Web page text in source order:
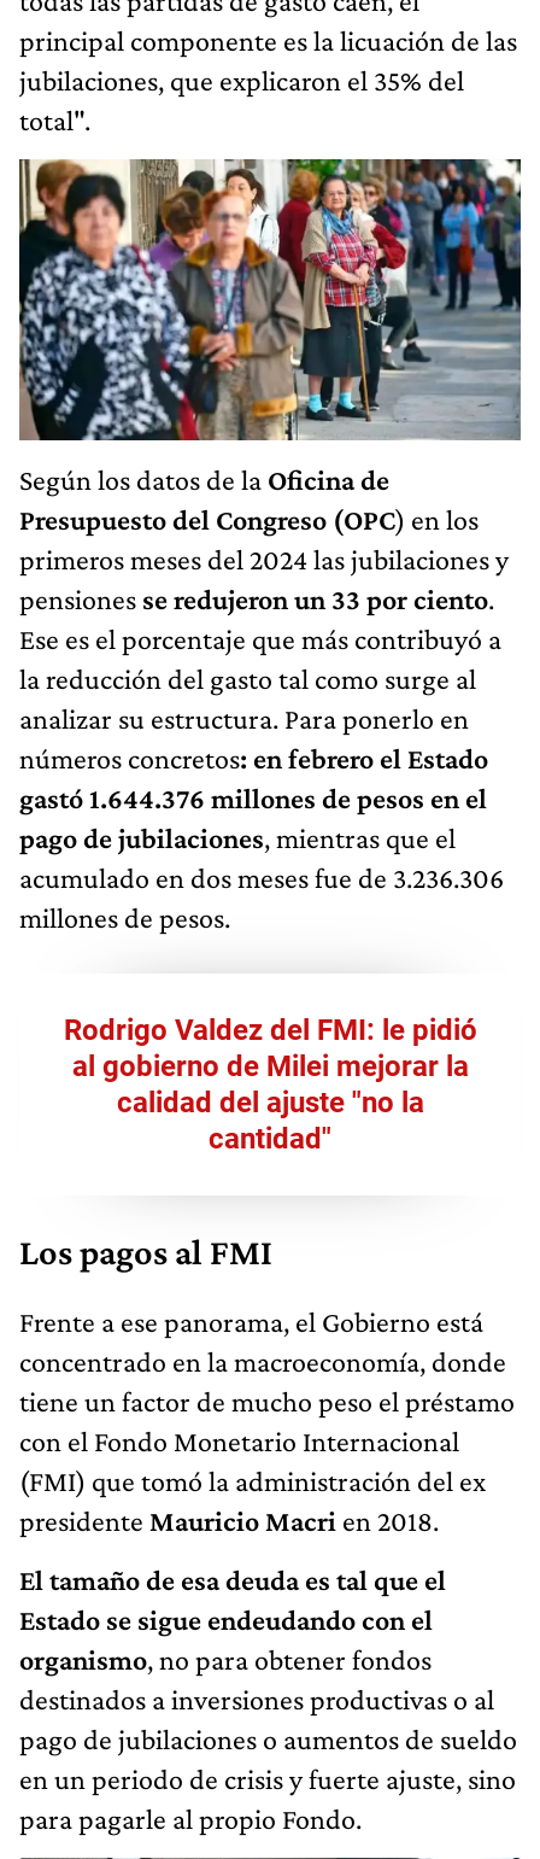
principal componente es la licuación de las
jubilaciones, que explicaron el 35% del
total".
Según los datos de la Oficina de
Presupuesto del Congreso (OPC) en los
primeros meses del 2024 las jubilaciones y
pensiones se redujeron un 33 por ciento.
Ese es el porcentaje que más contribuyó a
la reducción del gasto tal como surge al
analizar su estructura. Para ponerlo en
números concretos: en febrero el Estado
gastó 1.644.376 millones de pesos en el
pago de jubilaciones, mientras que el
acumulado en dos meses fue de 3.236.306
millones de pesos.
Rodrigo Valdez del FMI: le pidió
al gobierno de Milei mejorar la
calidad del ajuste "no la
cantidad"
Los pagos al FMI
Frente a ese panorama, el Gobierno está
concentrado en la macroeconomía, donde
tiene un factor de mucho peso el préstamo
con el Fondo Monetario Internacional
(FMI) que tomó la administración del ex
presidente Mauricio Macri en 2018.
El tamaño de esa deuda es tal que el
Estado se sigue endeudando con el
organismo, no para obtener fondos
destinados a inversiones productivas o al
pago de jubilaciones o aumentos de sueldo
en un periodo de crisis y fuerte ajuste, sino
para pagarle al propio Fondo.